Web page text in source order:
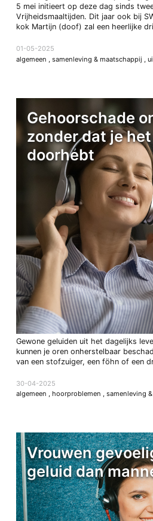
5 mei initieert op deze dag sinds
Vrijheidsmaaltijden. Dit jaar ook bij
kok Martijn (doof) zal een heerlijke
01-05-2025
algemeen
samenleving & maatschappij
Gehoorschade
zonder dat je
doorhebt
Gewone geluiden uit het dagelijks
kunnen je oren onherstelbaar
van een stofzuiger, een föhn of een
30-04-2025
algemeen , hoorproblemen , samenleving
Vrouwen
geluid dan